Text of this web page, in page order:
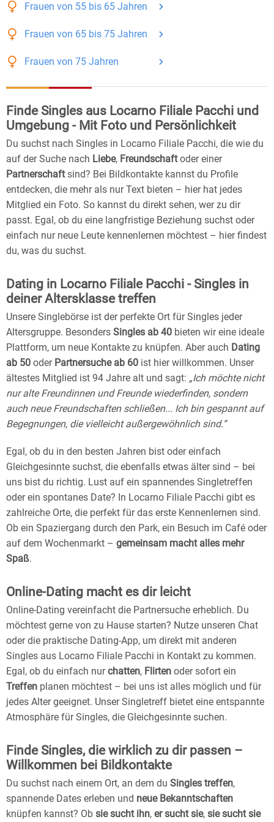
Frauen von 55 bis 65 Jahren
Frauen von 65 bis 75 Jahren
Frauen von 75 Jahren
Finde Singles aus Locarno Filiale Pacchi und
Umgebung - Mit Foto und Persönlichkeit
Du suchst nach Singles in Locarno Filiale Pacchi, die wie du
auf der Suche nach Liebe, Freundschaftoder einer
Partnerschaftsind? Bei Bildkontakte kannst du Profile
entdecken, die mehr als nur Text bieten – hier hat jedes
Mitglied ein Foto. So kannst du direkt sehen, wer zu dir
passt. Egal, ob du eine langfristige Beziehung suchst oder
einfach nur neue Leute kennenlernen möchtest – hier findest
du, was du suchst.
Dating in Locarno Filiale Pacchi - Singles in
deiner Altersklasse treffen
Unsere Singlebörse ist der perfekte Ort für Singles jeder
Altersgruppe. Besonders Singles ab 40 bieten wir eine ideale
Plattform, um neue Kontakte zu knüpfen. Aber auch Dating
ab 50 oder Partnersuche ab 60 ist hier willkommen. Unser
ältestes Mitglied ist 94 Jahre alt und sagt: „Ich möchte nicht
nur alte Freundinnen und Freunde wiederfinden, sondern
auch neue Freundschaften schließen... Ich bin gespannt auf
Begegnungen, die vielleicht außergewöhnlich sind.“
Egal, ob du in den besten Jahren bist oder einfach
Gleichgesinnte suchst, die ebenfalls etwas älter sind – bei
uns bist du richtig. Lust auf ein spannendes Singletreffen
oder ein spontanes Date? In Locarno Filiale Pacchi gibt es
zahlreiche Orte, die perfekt für das erste Kennenlernen sind.
Ob ein Spaziergang durch den Park, ein Besuch im Café oder
auf dem Wochenmarkt – gemeinsam macht alles mehr
Spaß.
Online-Dating macht es dir leicht
Online-Dating vereinfacht die Partnersuche erheblich. Du
möchtest gerne von zu Hause starten? Nutze unseren Chat
oder die praktische Dating-App, um direkt mit anderen
Singles aus Locarno Filiale Pacchi in Kontakt zu kommen.
Egal, ob du einfach nurchatten, Flirten oder sofort ein
Treffen planen möchtest – bei uns ist alles möglich und für
jedes Alter geeignet. Unser Singletreff bietet eine entspannte
Atmosphäre für Singles, die Gleichgesinnte suchen.
Finde Singles, die wirklich zu dir passen –
Willkommen bei Bildkontakte
Du suchst nach einem Ort, an dem du Singles treffen,
spannende Dates erleben und neue Bekanntschaften
knüpfen kannst? Ob sie sucht ihn, er sucht sie, sie sucht sie